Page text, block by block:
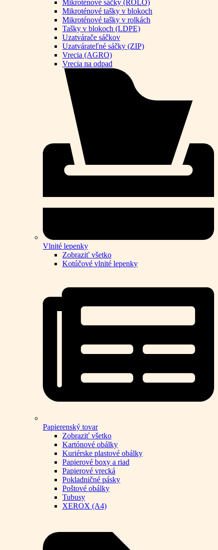
Mikroténové sáčky (ROLO)
Mikroténové tašky v blokoch
Mikroténové tašky v rolkách
Tašky v blokoch (LDPE)
Uzatvárače sáčkov
Uzatvárateľné sáčky (ZIP)
Vrecia (AGRO)
Vrecia na odpad
Vlnité lepenky
Zobraziť všetko
Kotúčové vlnité lepenky
Papierenský tovar
Zobraziť všetko
Kartónové obálky
Kuriérske plastové obálky
Papierové boxy a riad
Papierové vrecká
Pokladničné pásky
Poštové obálky
Tubusy
XEROX (A4)